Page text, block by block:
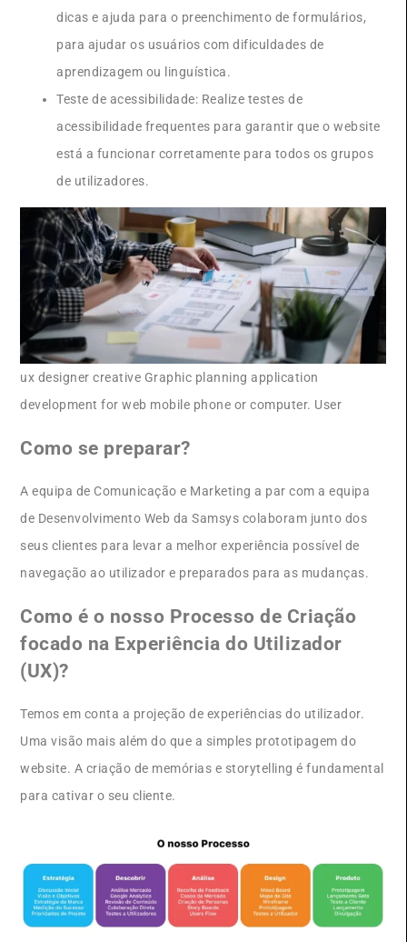
dicas e ajuda para o preenchimento de formulários,
para ajudar os usuários com dificuldades de
aprendizagem ou linguística.
Teste de acessibilidade: Realize testes de
acessibilidade frequentes para garantir que o website
está a funcionar corretamente para todos os grupos
de utilizadores.
ux designer creative Graphic planning application
development for web mobile phone or computer. User
Como se preparar?
A equipa de Comunicação e Marketing a par com a equipa
de Desenvolvimento Web da Samsys colaboram junto dos
seus clientes para levar a melhor experiência possível de
navegação ao utilizador e preparados para as mudanças.
Como é o nosso Processo de Criação
focado na Experiência do Utilizador
(UX)?
Temos em conta a projeção de experiências do utilizador.
Uma visão mais além do que a simples prototipagem do
website. A criação de memórias e storytelling é fundamental
para cativar o seu cliente.